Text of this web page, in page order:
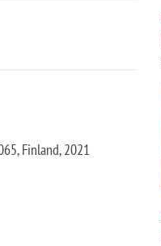
Finland, 2021